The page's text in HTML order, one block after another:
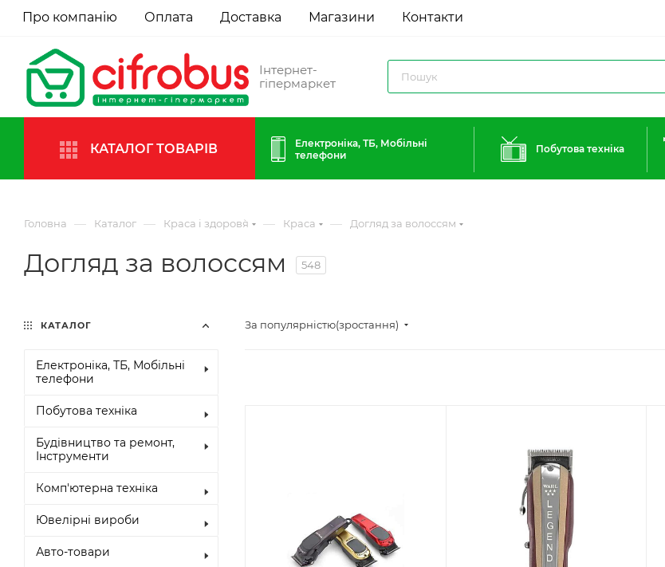
Про компанію Оплата Доставка Магазини Контакти
Інтернет-
гіпермаркет
Електроніка, ТБ, Мобільні
телефони
Побутова техніка
КАТАЛОГ ТОВАРІВ
Головна — Каталог — Краса і здоров`я — Краса — Догляд за волоссям
Догляд за волоссям 548
За популярністю(зростання)
КАТАЛОГ
Електроніка, ТБ, Мобільні
телефони
Побутова техніка
Будівництво та ремонт,
Інструменти
Комп'ютерна техніка
Ювелірні вироби
Авто-товари